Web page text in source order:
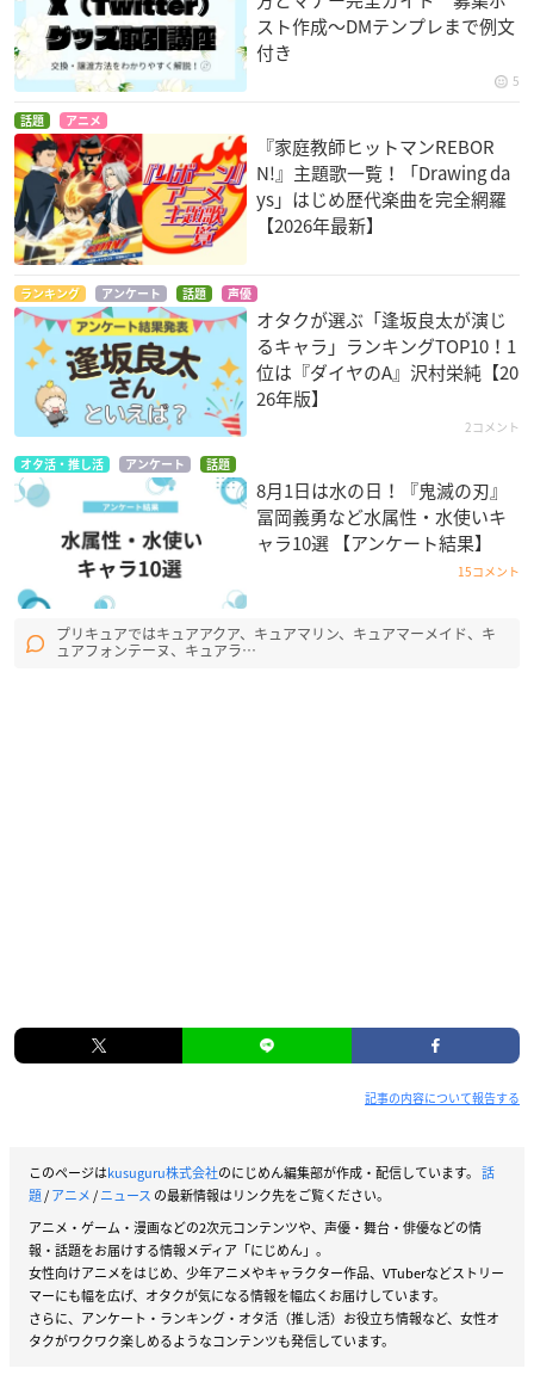
スト作成〜DMテンプレまで例文
付き
5
話題 アニメ
『家庭教師ヒットマンREBOR
N!』主題歌一覧！「Drawing da
ys」はじめ歴代楽曲を完全網羅
【2026年最新】
ランキング アンケート 話題 声優
オタクが選ぶ「逢坂良太が演じ
るキャラ」ランキングTOP10！1
位は『ダイヤのA』沢村栄純【20
26年版】
2コメント
オタ活・推し活 アンケート 話題
8月1日は水の日！『鬼滅の刃』
冨岡義勇など水属性・水使いキ
ャラ10選 【アンケート結果】
15コメント
プリキュアではキュアアクア、キュアマリン、キュアマーメイド、キ
ュアフォンテーヌ、キュアラ…
記事の内容について報告する
このページはkusuguru株式会社のにじめん編集部が作成・配信しています。 話
題/アニメ/ニュース の最新情報はリンク先をご覧ください。
アニメ・ゲーム・漫画などの2次元コンテンツや、声優・舞台・俳優などの情
報・話題をお届けする情報メディア「にじめん」。
女性向けアニメをはじめ、少年アニメやキャラクター作品、VTuberなどストリー
マーにも幅を広げ、オタクが気になる情報を幅広くお届けしています。
さらに、アンケート・ランキング・オタ活（推し活）お役立ち情報など、女性オ
タクがワクワク楽しめるようなコンテンツも発信しています。